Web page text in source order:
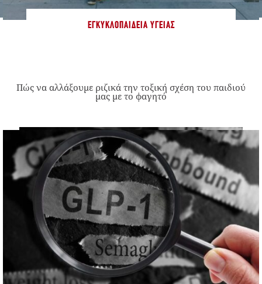
ΕΓΚΥΚΛΟΠΑΊΔΕΙΑ ΥΓΕΊΑΣ
Πώς να αλλάξουμε ριζικά την τοξική σχέση του παιδιού
μας με το φαγητό